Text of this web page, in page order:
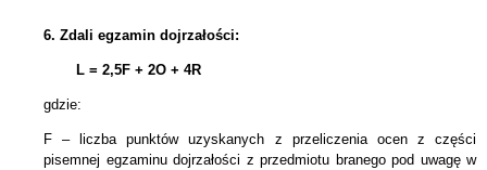
6. Zdali egzamin dojrzałości:
L = 2,5F + 2O + 4R
gdzie:
F – liczba punktów uzyskanych z przeliczenia ocen z części
pisemnej egzaminu dojrzałości z przedmiotu branego pod uwagę w